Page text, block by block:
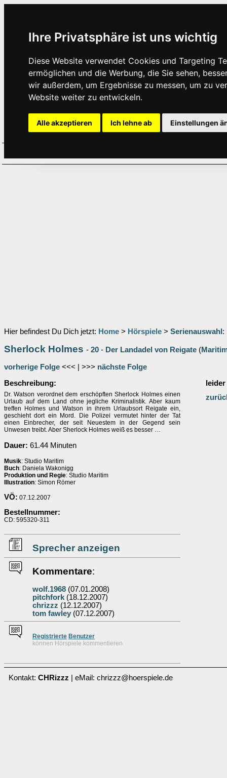
Ihre Privatsphäre ist uns wichtig
Diese Website verwendet Cookies und Targeting
ermöglichen und die Werbung, die Sie sehen,
wir außerdem, um Ergebnisse zu messen, um zu
Website weiter zu entwickeln.
Alle akzeptieren Ich lehne ab Einstellungen
Hier befindest Du Dich jetzt: Home > Hörspiele > Serienauswahl :
Sherlock Holmes - 20 - Der Landadel von Reigate (
vorherige Folge <<< | >>> nächste Folge
Beschreibung:
Dr. Watson verordnet dem erschöpften Sherlock Holmes einen
Urlaub auf dem Land ohne jegliche Kriminalistik. Aber kaum
treffen Holmes und Watson in ihrem Urlaubsort Reigate ein,
geschieht dort ein Mord. Die Polizei vermutet hinter der Tat
einen Einbrecher, der seit Neuestem in der Gegend sein
Unwesen treibt. Aber Sherlock Holmes weiß es besser …
Dauer: 61.44 Minuten
Musik: Studio Maritim
Buch: Daniela Wakonigg
Produktion und Regie: Studio Maritim
Illustration: Simon Römer
VÖ: 07.12.2007
Bestellnummer:
CD: 595320-311
Sprecher anzeigen
Kommentare:
wolf.1968 (07.01.2008)
pitchfork (18.12.2007)
chrizzz (12.12.2007)
tom fawley (07.12.2007)
Registrierte Benutzer
können Hörspiele kommentieren
Kontakt: CHRizzz | eMail: chrizzz@hoerspiele.de